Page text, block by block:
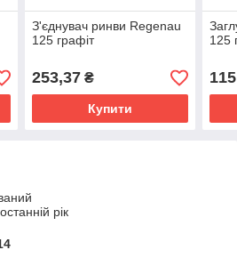
З'єднувач ринви Regenau
125 графіт
253,37₴
Купити
125
рік